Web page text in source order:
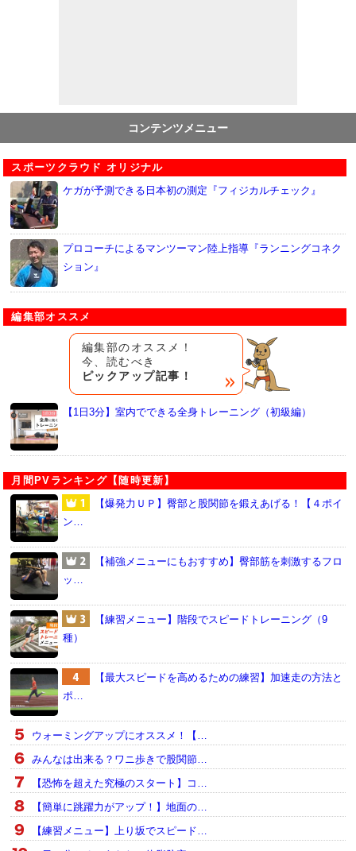
コンテンツメニュー
スポーツクラウド オリジナル
ケガが予測できる日本初の測定『フィジカルチェック』
プロコーチによるマンツーマン陸上指導『ランニングコネク
ション』
編集部オススメ
編集部のオススメ！
今、読むべき
ピックアップ記事！
【1日3分】室内でできる全身トレーニング（初級編）
月間PVランキング【随時更新】
【爆発力ＵＰ】臀部と股関節を鍛えあげる！【４ポイ
ン…
【補強メニューにもおすすめ】臀部筋を刺激するフロ
ッ…
【練習メニュー】階段でスピードトレーニング（9
種）
【最大スピードを高めるための練習】加速走の方法と
ポ…
ウォーミングアップにオススメ！【…
みんなは出来る？ワニ歩きで股関節…
【恐怖を超えた究極のスタート】コ…
【簡単に跳躍力がアップ！】地面の…
【練習メニュー】上り坂でスピード…